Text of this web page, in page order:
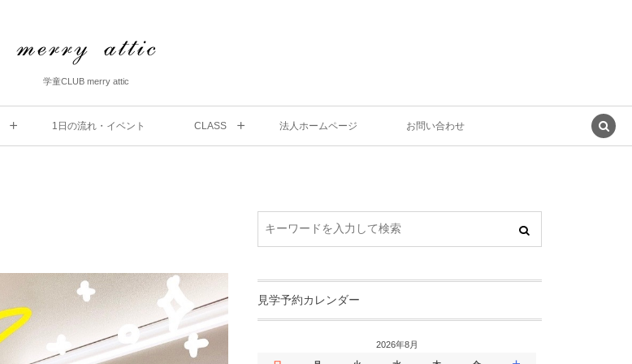
学童CLUB merry attic
1⽇の流れ・イベント CLASS 法人ホームページ お問い合わせ
見学予約カレンダー
2026年8月